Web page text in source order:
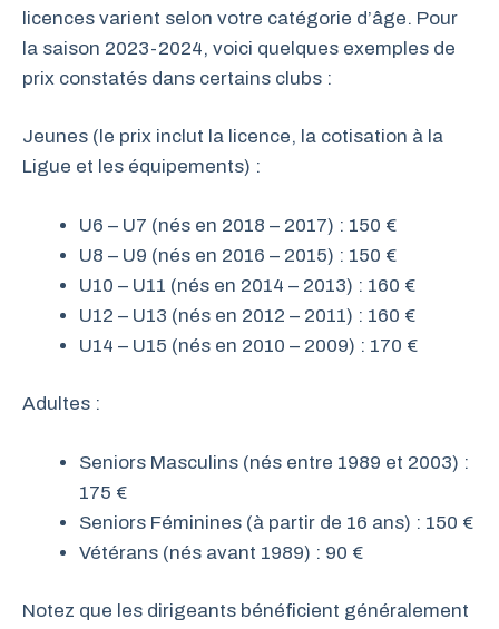
licences varient selon votre catégorie d’âge. Pour
la saison 2023-2024, voici quelques exemples de
prix constatés dans certains clubs :
Jeunes (le prix inclut la licence, la cotisation à la
Ligue et les équipements) :
U6 – U7 (nés en 2018 – 2017) : 150 €
U8 – U9 (nés en 2016 – 2015) : 150 €
U10 – U11 (nés en 2014 – 2013) : 160 €
U12 – U13 (nés en 2012 – 2011) : 160 €
U14 – U15 (nés en 2010 – 2009) : 170 €
Adultes :
Seniors Masculins (nés entre 1989 et 2003) :
175 €
Seniors Féminines (à partir de 16 ans) : 150 €
Vétérans (nés avant 1989) : 90 €
Notez que les dirigeants bénéficient généralement